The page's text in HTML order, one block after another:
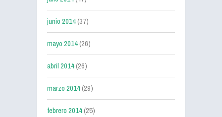
junio 2014(37)
mayo 2014(26)
abril 2014(26)
marzo 2014(29)
febrero 2014(25)